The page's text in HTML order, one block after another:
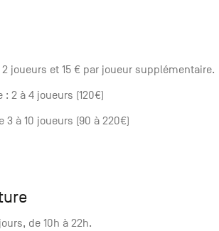
joueurs et 15 € par joueur supplémentaire.
: 2 à 4 joueurs (120€)
3 à 10 joueurs (90 à 220€)
de 10h à 22h.